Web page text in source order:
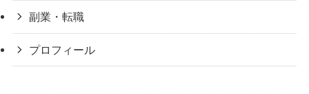
副業・転職
プロフィール